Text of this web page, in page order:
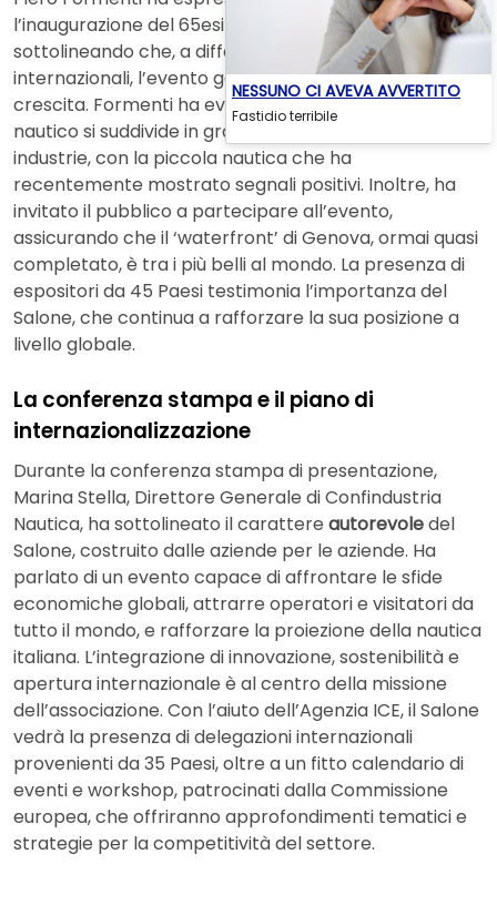
l’inaugurazione del 65esimo Salone Nautico di Genova,
sottolineando che, a differenza di altre realtà
internazionali, l’evento genovese è in continua
crescita. Formenti ha evidenziato che il mercato
nautico si suddivide in grandi, medie e piccole
industrie, con la piccola nautica che ha
recentemente mostrato segnali positivi. Inoltre, ha
invitato il pubblico a partecipare all’evento,
assicurando che il ‘waterfront’ di Genova, ormai quasi
completato, è tra i più belli al mondo. La presenza di
espositori da 45 Paesi testimonia l’importanza del
Salone, che continua a rafforzare la sua posizione a
livello globale.
La conferenza stampa e il piano di
internazionalizzazione
Durante la conferenza stampa di presentazione,
Marina Stella, Direttore Generale di Confindustria
Nautica, ha sottolineato il carattere autorevoledel
Salone, costruito dalle aziende per le aziende. Ha
parlato di un evento capace di affrontare le sfide
economiche globali, attrarre operatori e visitatori da
tutto il mondo, e rafforzare la proiezione della nautica
italiana. L’integrazione di innovazione, sostenibilità e
apertura internazionale è al centro della missione
dell’associazione. Con l’aiuto dell’Agenzia ICE, il Salone
vedrà la presenza di delegazioni internazionali
provenienti da 35 Paesi, oltre a un fitto calendario di
eventi e workshop, patrocinati dalla Commissione
europea, che offriranno approfondimenti tematici e
strategie per la competitività del settore.
NESSUNO CI AVEVA AVVERTITO
Fastidio terribile